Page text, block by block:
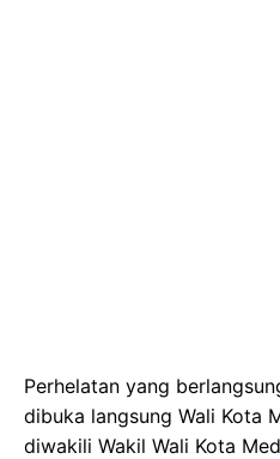
Perhelatan yang
dibuka langsung Wali Kota
diwakili Wakil Wali Kota